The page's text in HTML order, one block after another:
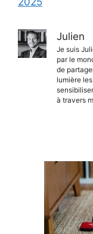
Julien
Je suis
par le
de
lumière
à travers